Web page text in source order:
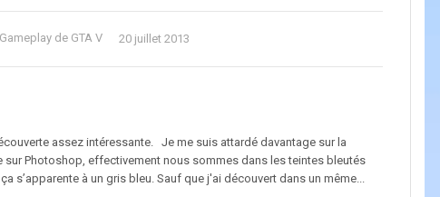
de GTA V 20 juillet 2013
assez intéressante. Je me suis attardé davantage sur la
Photoshop, effectivement nous sommes dans les teintes bleutés
à un gris bleu. Sauf que j'ai découvert dans un même...